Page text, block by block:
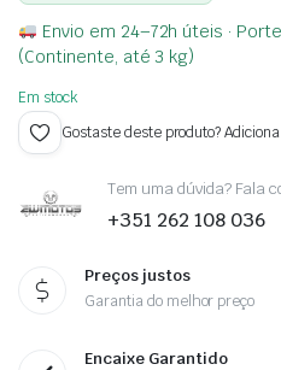
Envio em 24–72h úteis ·
(Continente, até 3 kg)
Em stock
Gostaste deste produto?
Tem uma dúvida? Fala
+351 262 108 036
Preços justos
Garantia do melhor preço
Encaixe Garantido